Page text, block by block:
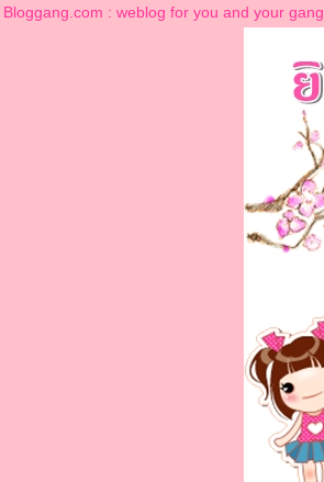
Bloggang.com : weblog for you and your gang